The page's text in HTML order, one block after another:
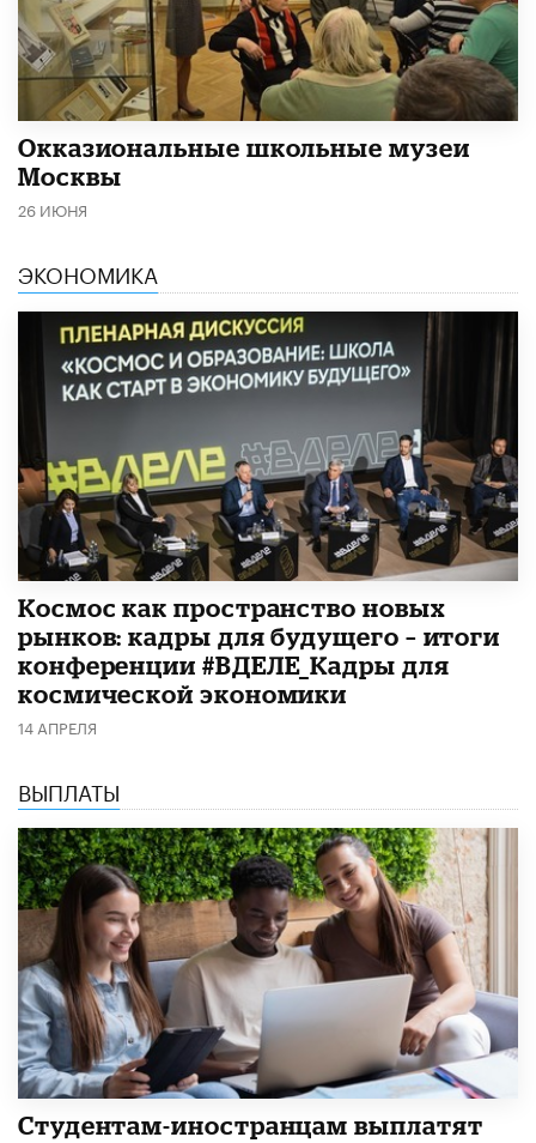
​Окказиональные школьные музеи
Москвы
26 ИЮНЯ
ЭКОНОМИКА
Космос как пространство новых
рынков: кадры для будущего – итоги
конференции #ВДЕЛЕ_Кадры для
космической экономики
14 АПРЕЛЯ
ВЫПЛАТЫ
Студентам-иностранцам выплатят